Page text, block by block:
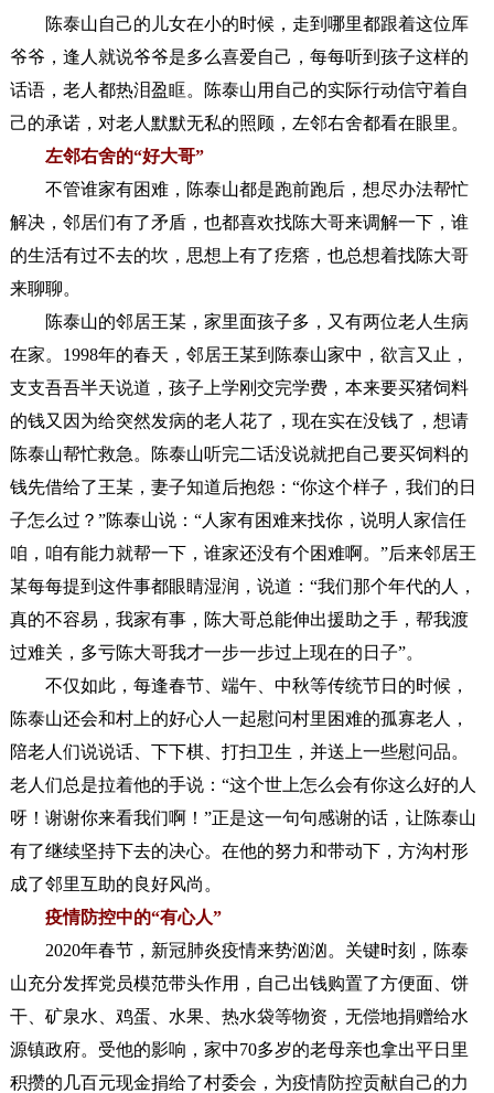
陈泰山自己的儿女在小的时候，走到哪里都跟着这位厍
爷爷，逢人就说爷爷是多么喜爱自己，每每听到孩子这样的
话语，老人都热泪盈眶。陈泰山用自己的实际行动信守着自
己的承诺，对老人默默无私的照顾，左邻右舍都看在眼里。
左邻右舍的“好大哥”
不管谁家有困难，陈泰山都是跑前跑后，想尽办法帮忙
解决，邻居们有了矛盾，也都喜欢找陈大哥来调解一下，谁
的生活有过不去的坎，思想上有了疙瘩，也总想着找陈大哥
来聊聊。
陈泰山的邻居王某，家里面孩子多，又有两位老人生病
在家。1998年的春天，邻居王某到陈泰山家中，欲言又止，
支支吾吾半天说道，孩子上学刚交完学费，本来要买猪饲料
的钱又因为给突然发病的老人花了，现在实在没钱了，想请
陈泰山帮忙救急。陈泰山听完二话没说就把自己要买饲料的
钱先借给了王某，妻子知道后抱怨：“你这个样子，我们的日
子怎么过？”陈泰山说：“人家有困难来找你，说明人家信任
咱，咱有能力就帮一下，谁家还没有个困难啊。”后来邻居王
某每每提到这件事都眼睛湿润，说道：“我们那个年代的人，
真的不容易，我家有事，陈大哥总能伸出援助之手，帮我渡
过难关，多亏陈大哥我才一步一步过上现在的日子”。
不仅如此，每逢春节、端午、中秋等传统节日的时候，
陈泰山还会和村上的好心人一起慰问村里困难的孤寡老人，
陪老人们说说话、下下棋、打扫卫生，并送上一些慰问品。
老人们总是拉着他的手说：“这个世上怎么会有你这么好的人
呀！谢谢你来看我们啊！”正是这一句句感谢的话，让陈泰山
有了继续坚持下去的决心。在他的努力和带动下，方沟村形
成了邻里互助的良好风尚。
疫情防控中的“有心人”
2020年春节，新冠肺炎疫情来势汹汹。关键时刻，陈泰
山充分发挥党员模范带头作用，自己出钱购置了方便面、饼
干、矿泉水、鸡蛋、水果、热水袋等物资，无偿地捐赠给水
源镇政府。受他的影响，家中70多岁的老母亲也拿出平日里
积攒的几百元现金捐给了村委会，为疫情防控贡献自己的力